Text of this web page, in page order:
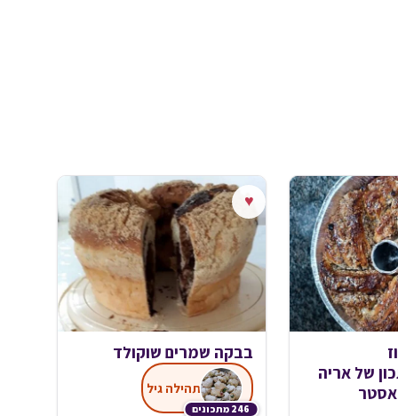
של אריה
♥
בבקה שמרים שוקולד
246 מתכונים
תהילה גיל